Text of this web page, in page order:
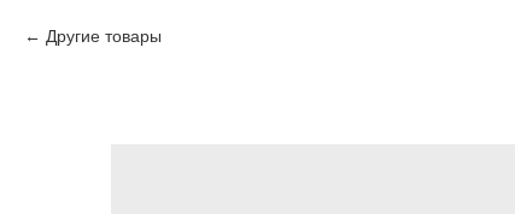
Другие товары